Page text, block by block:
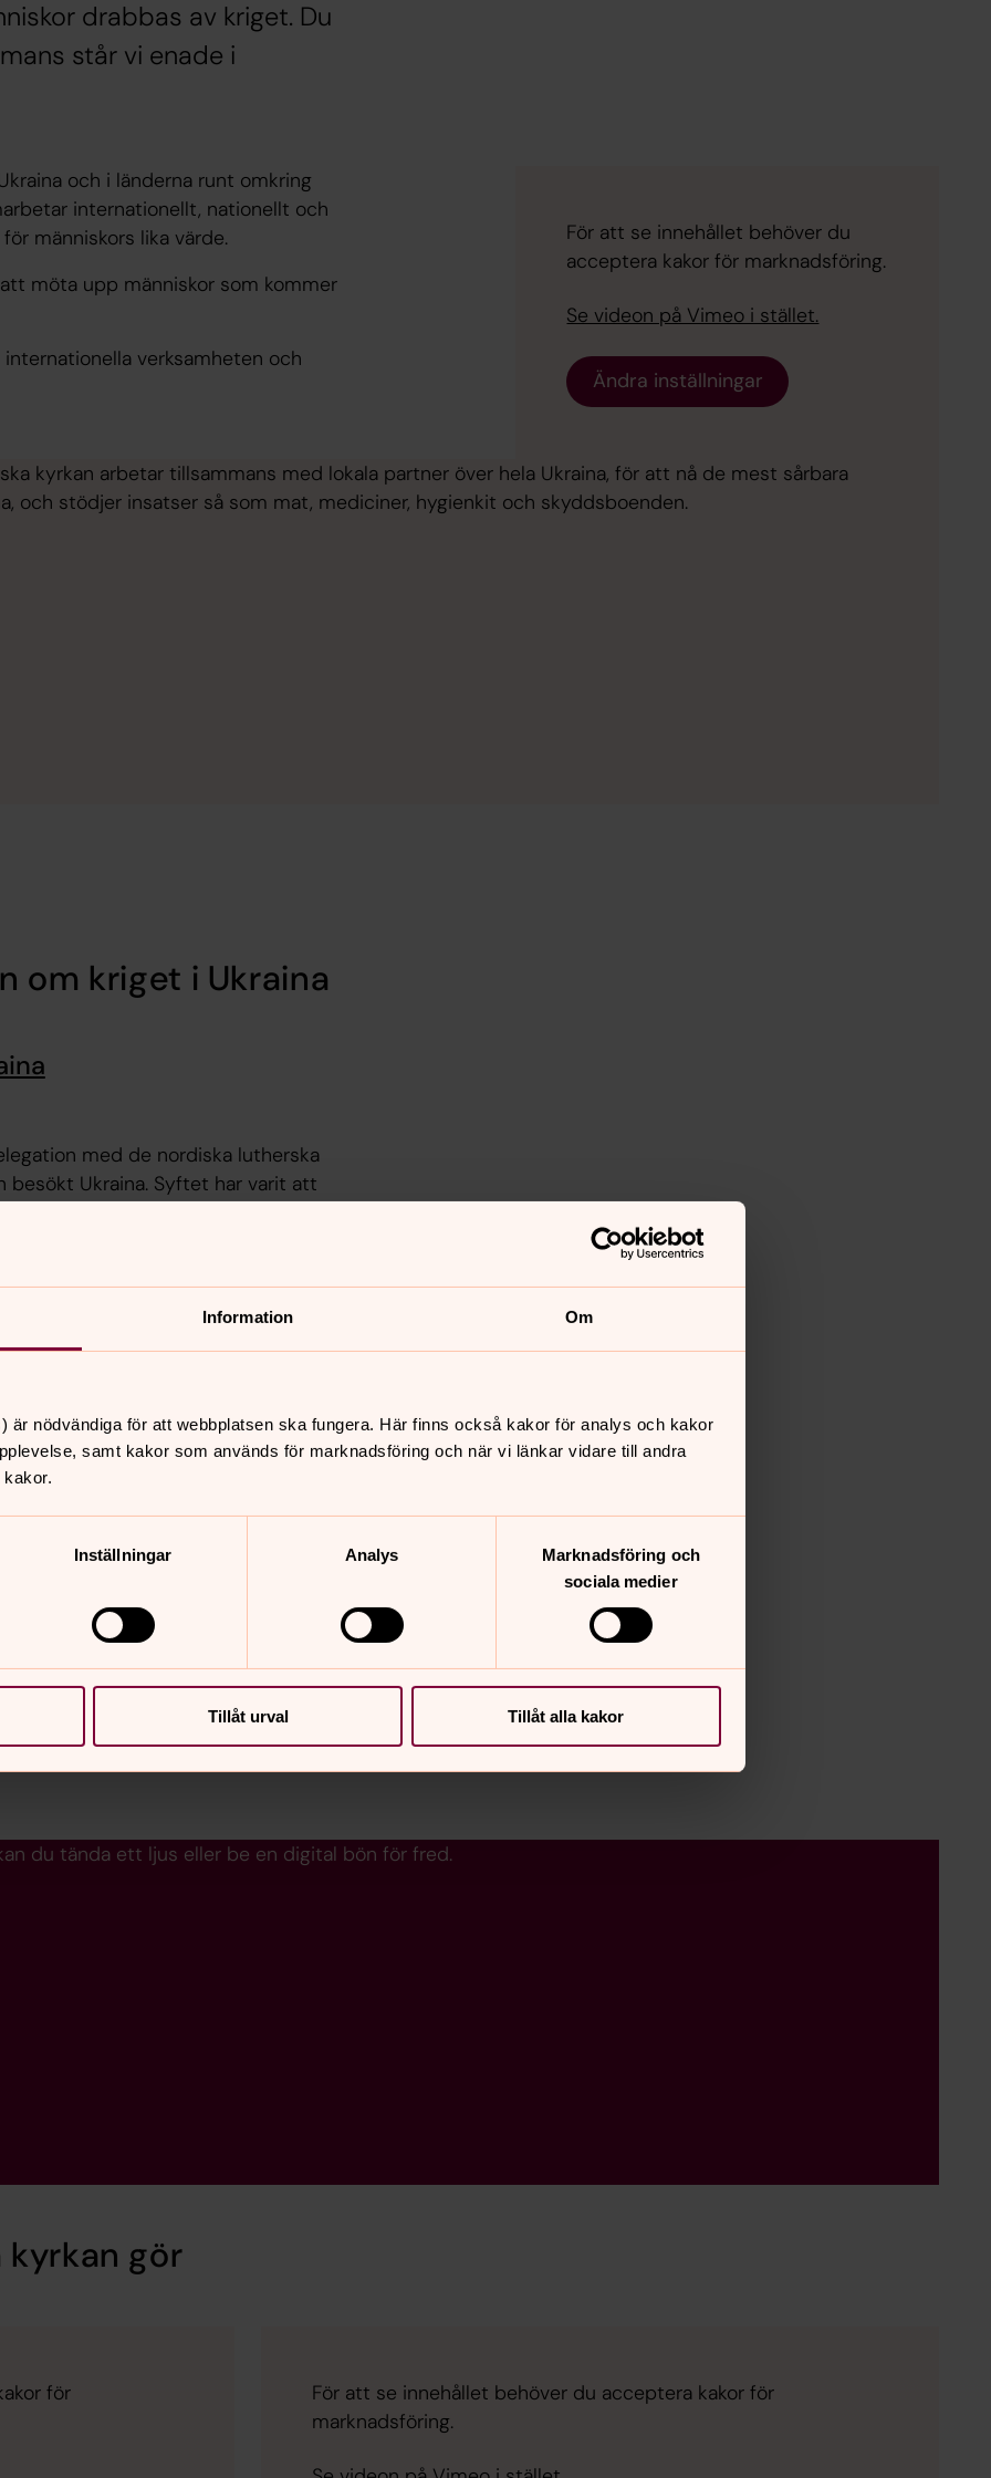
Information Om
är nödvändiga för att webbplatsen ska fungera. Här finns också kakor för analys och kakor
samt kakor som används för marknadsföring och när vi länkar vidare till andra
Inställningar Analys
Marknadsföring och
sociala medier
Tillåt urval Tillåt alla kakor
drabbas av kriget. Du
står vi enade i
och i länderna runt omkring
internationellt, nationellt och
människors lika värde.
möta upp människor som kommer
verksamheten och
För att se innehållet behöver du
acceptera kakor för marknadsföring.
Se videon på Vimeo i stället.
Ändra inställningar
kyrkan arbetar tillsammans med lokala partner över hela Ukraina, för att nå de mest sårbara
och stödjer insatser så som mat, mediciner, hygienkit och skyddsboenden.
om kriget i Ukraina
med de nordiska lutherska
besökt Ukraina. Syftet har varit att
pågående anfallskrig.
ökat.⁠ 10 miljoner människor
kyrkan fortsätter att arbeta med
skillnad
fortsatt mycket svår och
plats fortsätter att stödja de
stöd och aktiviteter för att
du tända ett ljus eller be en digital bön för fred.
kyrkan gör
för
För att se innehållet behöver du acceptera kakor för
marknadsföring.